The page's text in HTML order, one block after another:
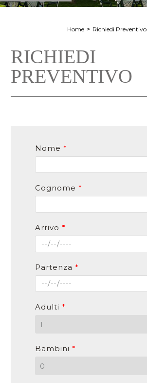
Home Richiedi Preventivo
RICHIEDI
PREVENTIVO
Nome *
Cognome *
Arrivo *
Partenza *
Adulti *
Bambini *